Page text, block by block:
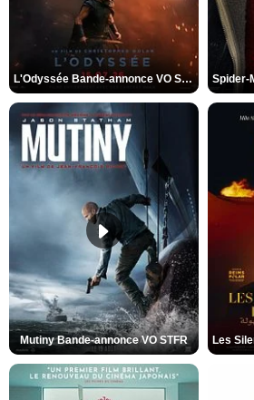
L'Odyssée Bande-annonce VO STFR
Mutiny Bande-annonce VO STFR